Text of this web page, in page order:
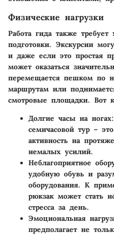
Физические нагрузки
Работа гида также
подготовки. Экскурсии
и даже если это простая
может оказаться
перемещается пешком по
маршрутам или
смотровые площадки. Вот
Долгие часы на ногах
семичасовой тур –
активность на
немалых усилий.
Неблагоприятное
удобную обувь и
оборудования. К
рюкзак может стать
стресса за день.
Эмоциональная
предполагает не